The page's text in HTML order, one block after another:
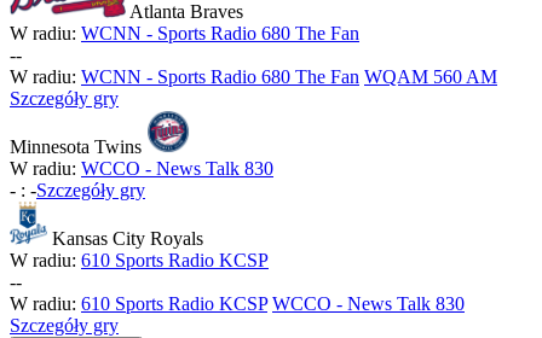
Atlanta Braves
W radiu: WCNN - Sports Radio 680 The Fan
--
W radiu: WCNN - Sports Radio 680 The Fan WQAM 560 AM
Szczegóły gry
Minnesota Twins
W radiu: WCCO - News Talk 830
- : -Szczegóły gry
Kansas City Royals
W radiu: 610 Sports Radio KCSP
--
W radiu: 610 Sports Radio KCSP WCCO - News Talk 830
Szczegóły gry